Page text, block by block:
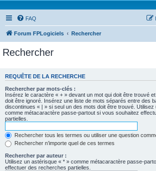
FAQ
Forum FPLogiciels Rechercher
Rechercher
REQUÊTE DE LA RECHERCHE
Rechercher par mots-clés :
Insérez le caractère « + » devant un mot qui doit être trouvé
doit être ignoré. Insérez une liste de mots séparés entre des
discontinues « | » si seul un des mots doit être trouvé. Utilisez
comme métacaractère passe-partout si vous souhaitez
partielles.
Rechercher tous les termes ou utiliser une question
Rechercher n’importe quel de ces termes
Rechercher par auteur :
Utilisez un astérisque « * » comme métacaractère passe-
effectuer des recherches partielles.